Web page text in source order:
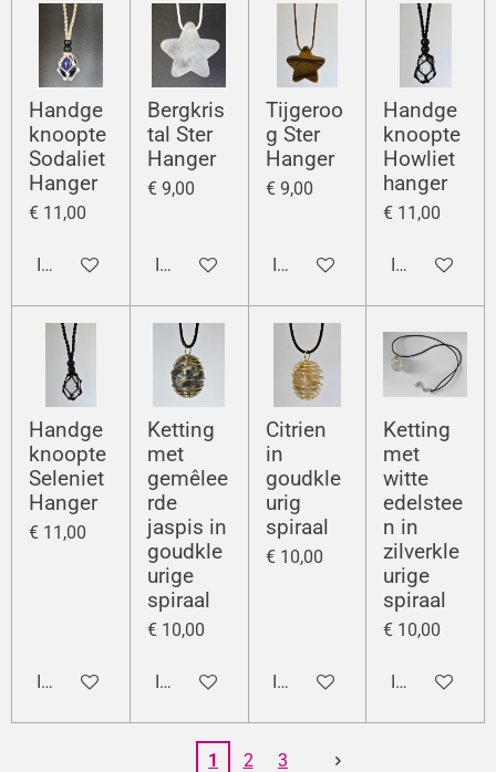
Handge
knoopte
Sodaliet
Hanger
€ 11,00
In winkelwagen
Bergkris
tal Ster
Hanger
€ 9,00
In winkelwagen
Tijgeroo
g Ster
Hanger
€ 9,00
In winkelwagen
Handge
knoopte
Howliet
hanger
€ 11,00
In
Handge
knoopte
Seleniet
Hanger
€ 11,00
In winkelwagen
Ketting
met
gemêlee
rde
jaspis in
goudkle
urige
spiraal
€ 10,00
In winkelwagen
Citrien
in
goudkle
urig
spiraal
€ 10,00
In winkelwagen
Ketting
met
witte
edelstee
n in
zilverkle
urige
spiraal
€ 10,00
In
1 2 3